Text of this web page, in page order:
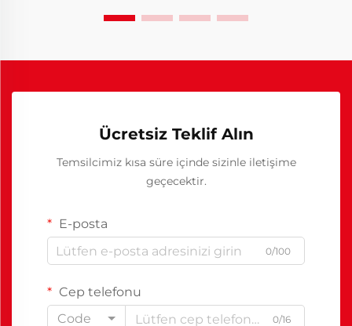
Ücretsiz Teklif Alın
Temsilcimiz kısa süre içinde sizinle iletişime
geçecektir.
E-posta
0/100
Cep telefonu
Code
0/16